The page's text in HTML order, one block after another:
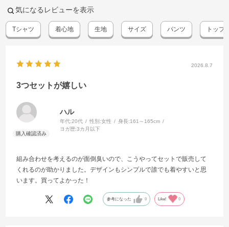
気になるレビューを表示
Tシャツ 着心地 生地 サイズ パンツ トップ
2026.8.7
3つセットが嬉しい
ハル
年代:20代 性別:女性 身長:161～165cm
ヨガ歴:3カ月以下
組み合わせを考えるのが面倒臭いので、こうやってセットで販売して
くれるのが助かりました。デザインもシンプルで誰でも着やすいと思
います。買ってよかった！
参考になった 0 Like! 0